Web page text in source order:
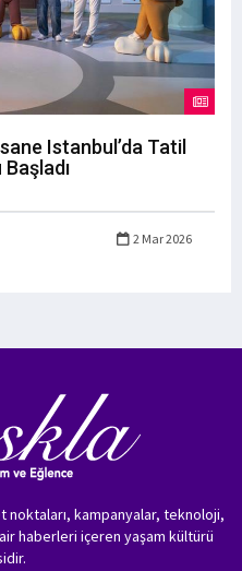
Istanbul’da Tatil
2 Mar 2026
kampanyalar, teknoloji,
haberleri içeren yaşam kültürü